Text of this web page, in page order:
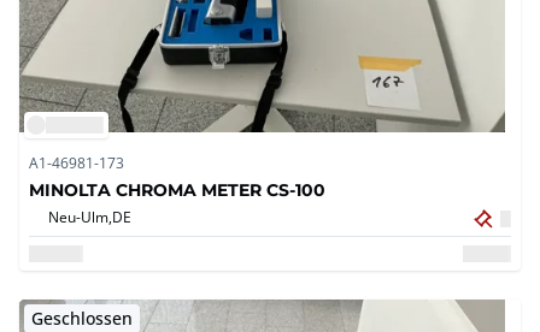
A1-46981-173
MINOLTA CHROMA METER CS-100
Neu-Ulm,DE
Geschlossen